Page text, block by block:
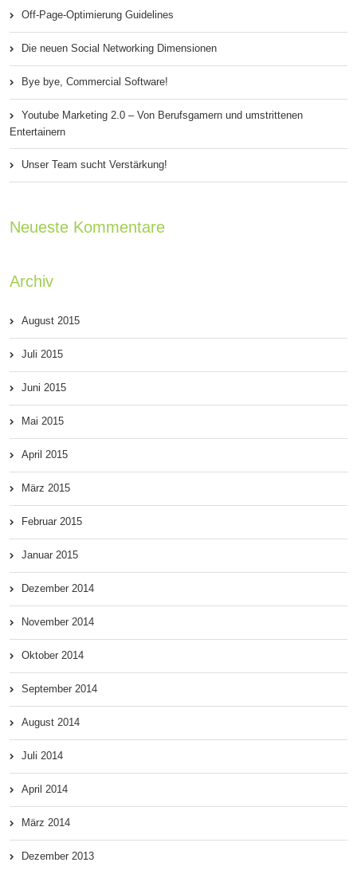
Off-Page-Optimierung Guidelines
Die neuen Social Networking Dimensionen
Bye bye, Commercial Software!
Youtube Marketing 2.0 – Von Berufsgamern und umstrittenen
Entertainern
Unser Team sucht Verstärkung!
Neueste Kommentare
Archiv
August 2015
Juli 2015
Juni 2015
Mai 2015
April 2015
März 2015
Februar 2015
Januar 2015
Dezember 2014
November 2014
Oktober 2014
September 2014
August 2014
Juli 2014
April 2014
März 2014
Dezember 2013